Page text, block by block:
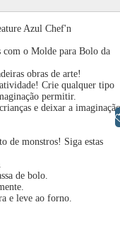
Azul Chef'n
o Molde para Bolo da
obras de arte!
Crie qualquer tipo
permitir.
e deixar a imaginação
de monstros! Siga estas
de bolo.
e leve ao forno.
Libras